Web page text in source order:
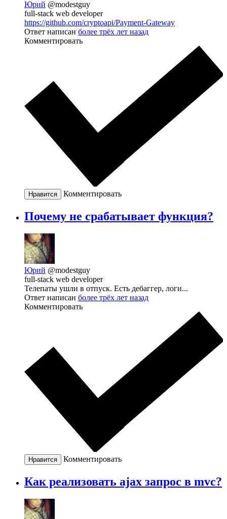
Юрий @modestguy
full-stack web developer
https://github.com/cryptoapi/Payment-Gateway
Ответ написан более трёх лет назад
Комментировать
Нравится Комментировать
Почему не срабатывает функция?
Юрий @modestguy
full-stack web developer
Телепаты ушли в отпуск. Есть дебаггер, логи...
Ответ написан более трёх лет назад
Комментировать
Нравится Комментировать
Как реализовать ajax запрос в mvc?